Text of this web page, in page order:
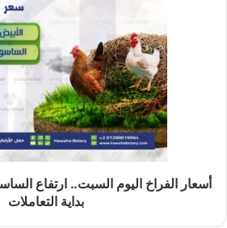
أسعار الفراخ اليوم السبت.. ارتفاع
بداية التعاملات